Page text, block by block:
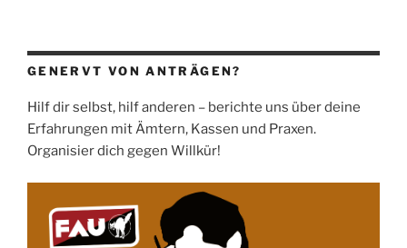
GENERVT VON ANTRÄGEN?
Hilf dir selbst, hilf anderen – berichte uns über deine
Erfahrungen mit Ämtern, Kassen und Praxen.
Organisier dich gegen Willkür!